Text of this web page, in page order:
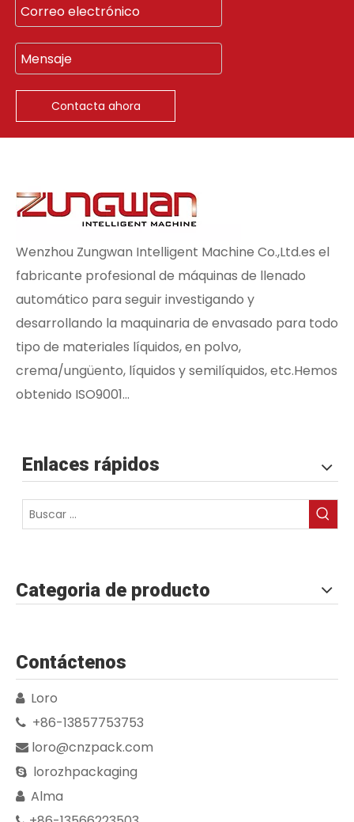
Contacta ahora
Wenzhou Zungwan Intelligent Machine Co.,Ltd.es el
fabricante profesional de máquinas de llenado
automático para seguir investigando y
desarrollando la maquinaria de envasado para todo
tipo de materiales líquidos, en polvo,
crema/ungüento, líquidos y semilíquidos, etc.Hemos
obtenido ISO9001...
Enlaces rápidos
Categoria de producto
Contáctenos
 Loro
 +86-13857753753
 loro@cnzpack.com
 lorozhpackaging
 Alma